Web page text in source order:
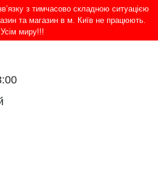
з тимчасово складною ситуацією
та магазин в м. Київ не працюють.
Усім миру!!!